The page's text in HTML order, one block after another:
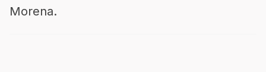
Morena.